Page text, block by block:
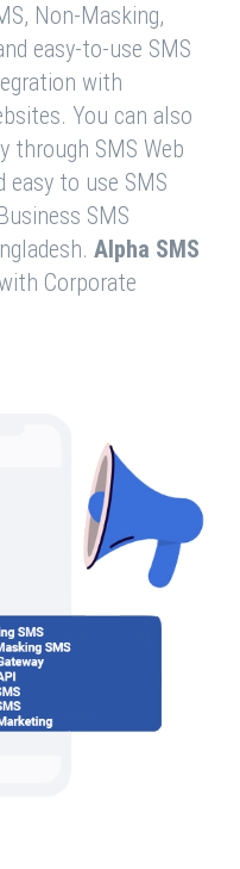
Non-Masking,
easy-to-use SMS
with
You can also
through SMS Web
easy to use SMS
SMS
Alpha SMS
Corporate